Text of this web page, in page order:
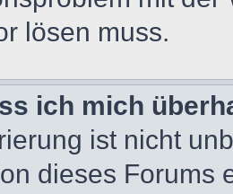
lösen muss.
ich mich
ist nicht
dieses Forums